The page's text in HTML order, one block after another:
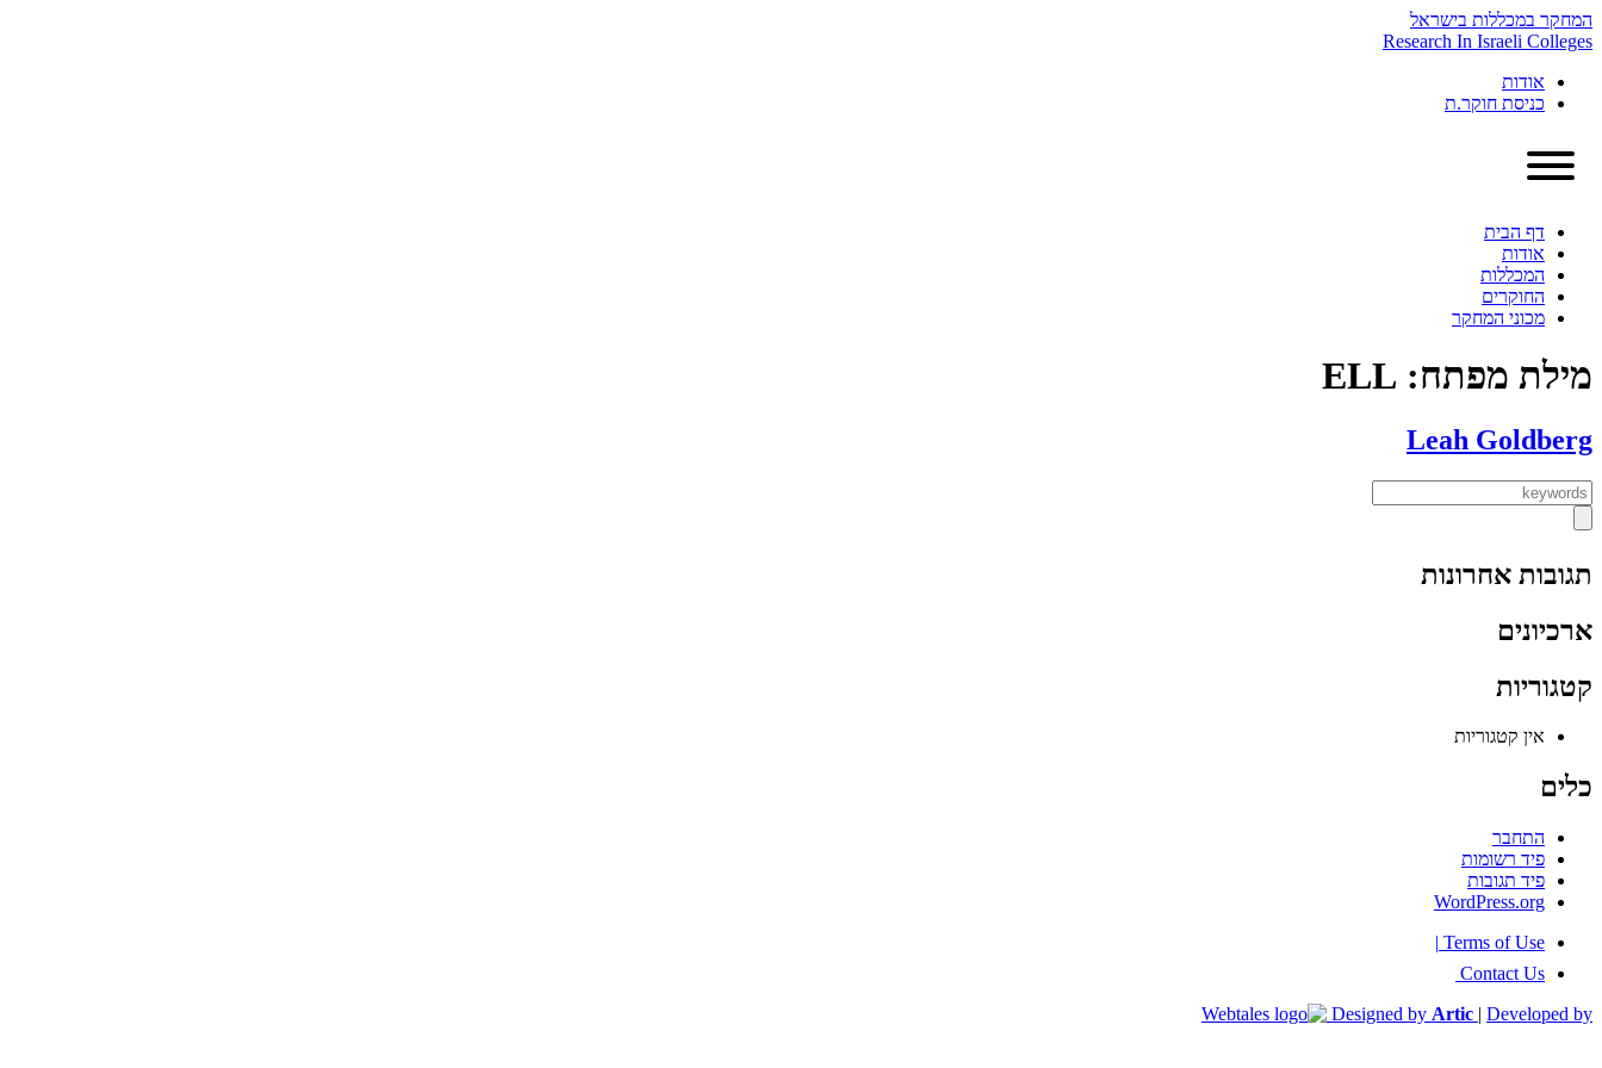
Skip
to
המחקר במכללות בישראל
Research In Israeli Colleges
אודות
כניסת חוקר.ת
דף הבית
אודות
המכללות
החוקרים
מכוני המחקר
מילת מפתח: ELL
Leah Goldberg
תגובות אחרונות
ארכיונים
קטגוריות
אין קטגוריות
כלים
התחבר
פיד רשומות
פיד תגובות
WordPress.org
Terms of Use
|
Contact Us
Designed by Artic | Developed by